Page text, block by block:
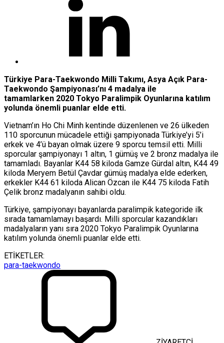
Türkiye Para-Taekwondo Milli Takımı, Asya Açık Para-
Taekwondo Şampiyonası’nı 4 madalya ile
tamamlarken 2020 Tokyo Paralimpik Oyunlarına katılım
yolunda önemli puanlar elde etti.
Vietnam’ın Ho Chi Minh kentinde düzenlenen ve 26 ülkeden
110 sporcunun mücadele ettiği şampiyonada Türkiye’yi 5’i
erkek ve 4’ü bayan olmak üzere 9 sporcu temsil etti. Milli
sporcular şampiyonayı 1 altın, 1 gümüş ve 2 bronz madalya ile
tamamladı. Bayanlar K44 58 kiloda Gamze Gürdal altın, K44 49
kiloda Meryem Betül Çavdar gümüş madalya elde ederken,
erkekler K44 61 kiloda Alican Özcan ile K44 75 kiloda Fatih
Çelik bronz madalyanın sahibi oldu.
Türkiye, şampiyonayı bayanlarda paralimpik kategoride ilk
sırada tamamlamayı başardı. Milli sporcular kazandıkları
madalyaların yanı sıra 2020 Tokyo Paralimpik Oyunlarına
katılım yolunda önemli puanlar elde etti.
ETİKETLER:
para-taekwondo